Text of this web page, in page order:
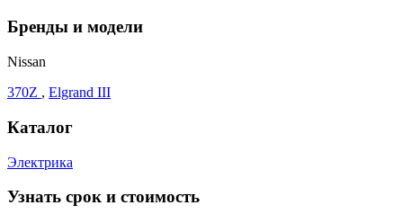
Бренды и модели
Nissan
370Z , Elgrand III
Каталог
Электрика
Узнать срок и стоимость